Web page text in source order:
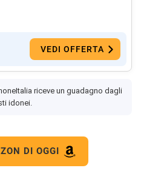
VEDI OFFERTA
riceve un guadagno dagli
idonei.
DI OGGI